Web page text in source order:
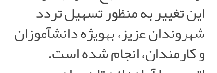
این تغییر به منظور تسهیل تردد
شهروندان عزیز، بهویژه دانشآموزان
و کارمندان، انجام شده است.